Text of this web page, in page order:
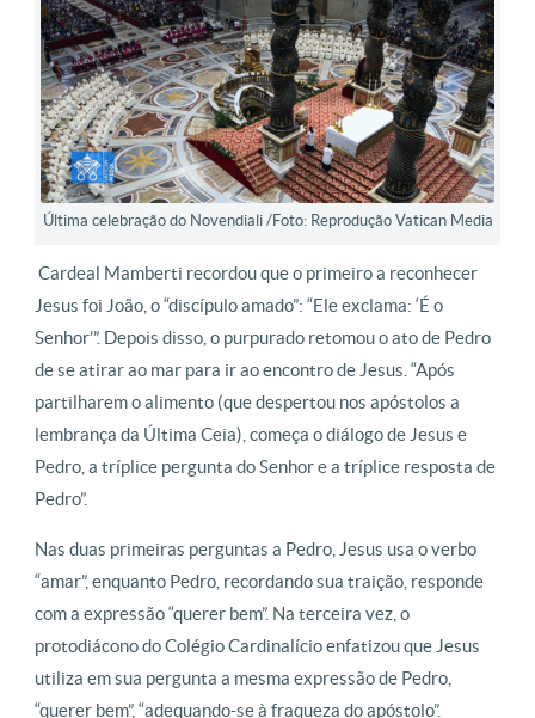
Última celebração do Novendiali /Foto: Reprodução Vatican Media
Cardeal Mamberti recordou que o primeiro a reconhecer
Jesus foi João, o “discípulo amado”: “Ele exclama: ‘É o
Senhor’”. Depois disso, o purpurado retomou o ato de Pedro
de se atirar ao mar para ir ao encontro de Jesus. “Após
partilharem o alimento (que despertou nos apóstolos a
lembrança da Última Ceia), começa o diálogo de Jesus e
Pedro, a tríplice pergunta do Senhor e a tríplice resposta de
Pedro”.
Nas duas primeiras perguntas a Pedro, Jesus usa o verbo
“amar”, enquanto Pedro, recordando sua traição, responde
com a expressão “querer bem”. Na terceira vez, o
protodiácono do Colégio Cardinalício enfatizou que Jesus
utiliza em sua pergunta a mesma expressão de Pedro,
“querer bem”, “adequando-se à fraqueza do apóstolo”.